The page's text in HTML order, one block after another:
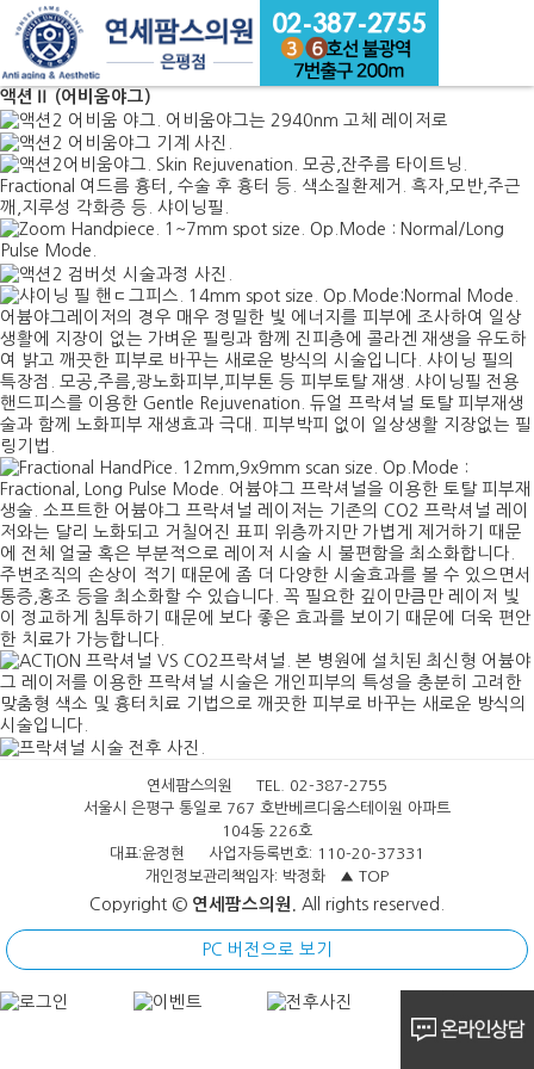
액션Ⅱ (어비움야그)
연세팜스의원 TEL. 02-387-2755
서울시 은평구 통일로 767 호반베르디움스테이원 아파트
104동 226호
대표:윤정현 사업자등록번호: 110-20-37331
개인정보관리책임자: 박정화 ▲ TOP
Copyright © 연세팜스의원. All rights reserved.
PC 버전으로 보기